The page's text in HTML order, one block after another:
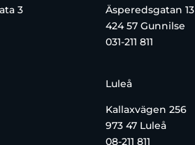
3
Äsperedsgatan 13
424 57 Gunnilse
031-211 811
Luleå
Kallaxvägen 256
973 47 Luleå
08-211 811